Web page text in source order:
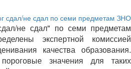
не сдал" по семи предметам
экспертной комиссией
качества образования.
значения для таких